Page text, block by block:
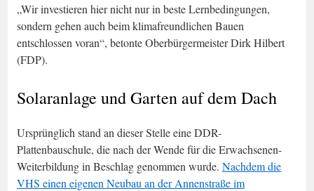
„Wir investieren hier nicht nur in beste Lernbedingungen,
sondern gehen auch beim klimafreundlichen Bauen
entschlossen voran“, betonte Oberbürgermeister Dirk Hilbert
(FDP).
Solaranlage und Garten auf dem Dach
Ursprünglich stand an dieser Stelle eine DDR-
Plattenbauschule, die nach der Wende für die Erwachsenen-
Weiterbildung in Beschlag genommen wurde. Nachdem die
VHS einen eigenen Neubau an der Annenstraße im